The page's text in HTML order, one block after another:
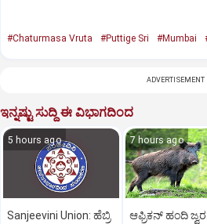
#Chaturmasa Vruta #Puttige Sri #Mumbai
ADVERTISEMENT
ಇನ್ನಷ್ಟು ಸುದ್ದಿ ಈ ವಿಭಾಗದಿಂದ
5 hours ago
Sanjeevini Union: ಹೆಬ್ರಿ
7 hours ago
ಆಫ್ರಿಕನ್‌ ಹಂದಿ